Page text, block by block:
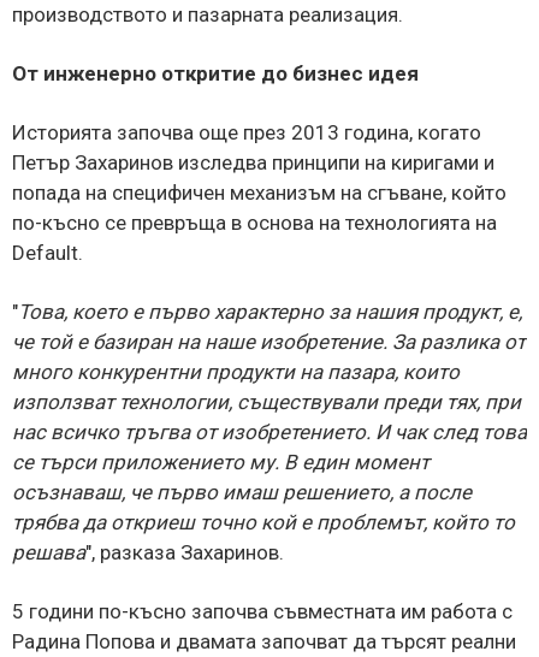
производството и пазарната реализация.
От инженерно откритие до бизнес идея
Историята започва още през 2013 година, когато
Петър Захаринов изследва принципи на киригами и
попада на специфичен механизъм на сгъване, който
по-късно се превръща в основа на технологията на
Default.
"Това, което е първо характерно за нашия продукт, е,
че той е базиран на наше изобретение. За разлика от
много конкурентни продукти на пазара, които
използват технологии, съществували преди тях, при
нас всичко тръгва от изобретението. И чак след това
се търси приложението му. В един момент
осъзнаваш, че първо имаш решението, а после
трябва да откриеш точно кой е проблемът, който то
решава", разказа Захаринов.
5 години по-късно започва съвместната им работа с
Радина Попова и двамата започват да търсят реални